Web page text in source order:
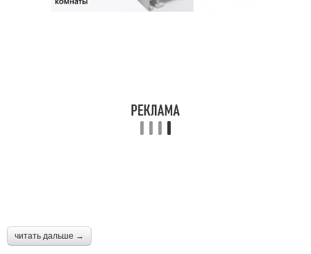
читать дальше →